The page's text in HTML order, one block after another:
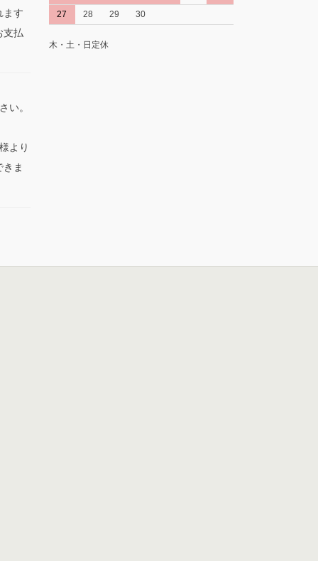
ます
支払
い。
より
ま
27
28 29 30
木・土・日定休